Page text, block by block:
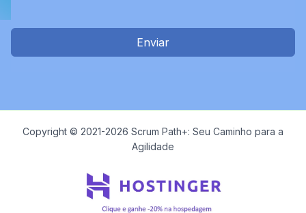
Enviar
Copyright © 2021-2026 Scrum Path+: Seu Caminho para a
Agilidade